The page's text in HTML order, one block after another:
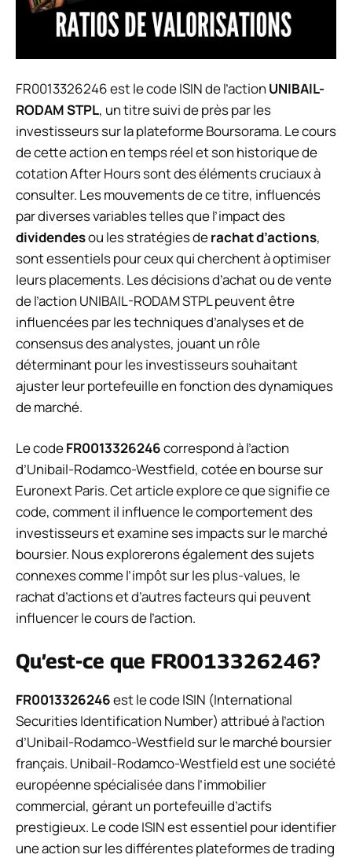
FR0013326246 est le code ISIN de l’action UNIBAIL-
RODAM STPL, un titre suivi de près par les
investisseurs sur la plateforme Boursorama. Le cours
de cette action en temps réel et son historique de
cotation After Hours sont des éléments cruciaux à
consulter. Les mouvements de ce titre, influencés
par diverses variables telles que l’impact des
dividendesou les stratégies derachat d’actions,
sont essentiels pour ceux qui cherchent à optimiser
leurs placements. Les décisions d’achat ou de vente
de l’action UNIBAIL-RODAM STPL peuvent être
influencées par les techniques d’analyses et de
consensus des analystes, jouant un rôle
déterminant pour les investisseurs souhaitant
ajuster leur portefeuille en fonction des dynamiques
de marché.
Le codeFR0013326246correspond à l’action
d’Unibail-Rodamco-Westfield, cotée en bourse sur
Euronext Paris. Cet article explore ce que signifie ce
code, comment il influence le comportement des
investisseurs et examine ses impacts sur le marché
boursier. Nous explorerons également des sujets
connexes comme l’impôt sur les plus-values, le
rachat d’actions et d’autres facteurs qui peuvent
influencer le cours de l’action.
Qu’est-ce que FR0013326246?
FR0013326246est le code ISIN (International
Securities Identification Number) attribué à l’action
d’Unibail-Rodamco-Westfield sur le marché boursier
français. Unibail-Rodamco-Westfield est une société
européenne spécialisée dans l’immobilier
commercial, gérant un portefeuille d’actifs
prestigieux. Le code ISIN est essentiel pour identifier
une action sur les différentes plateformes de trading